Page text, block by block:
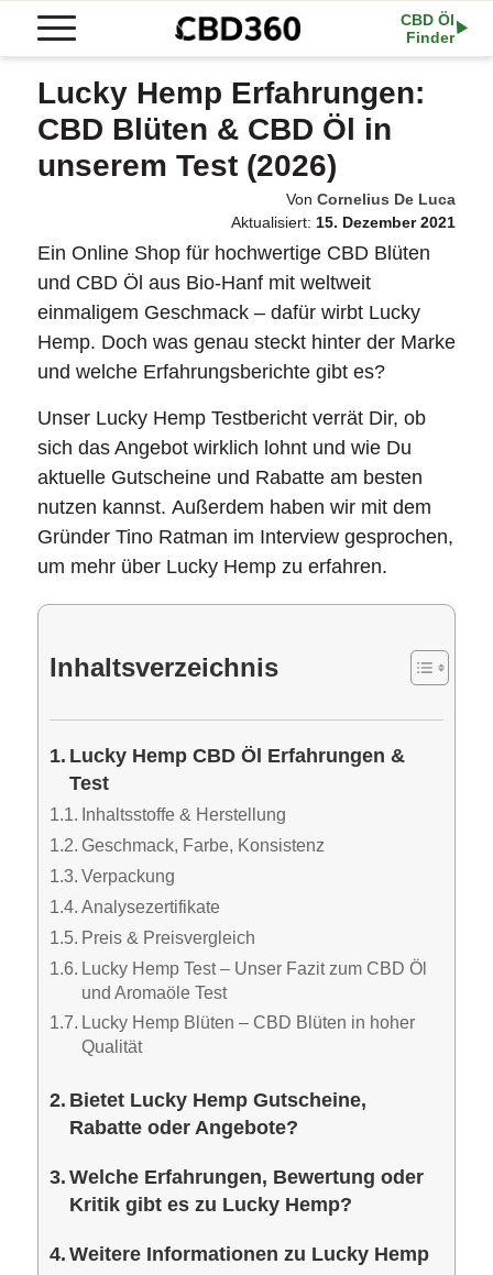
CBD Öl
Finder
Lucky Hemp Erfahrungen:
CBD Blüten & CBD Öl in
unserem Test (2026)
VonCornelius De Luca
Aktualisiert: 15. Dezember 2021
Ein Online Shop für hochwertige CBD Blüten
und CBD Öl aus Bio-Hanf mit weltweit
einmaligem Geschmack – dafür wirbt Lucky
Hemp. Doch was genau steckt hinter der Marke
und welche Erfahrungsberichte gibt es?
Unser Lucky Hemp Testbericht verrät Dir, ob
sich das Angebot wirklich lohnt und wie Du
aktuelle Gutscheine und Rabatte am besten
nutzen kannst. Außerdem haben wir mit dem
Gründer Tino Ratman im Interview gesprochen,
um mehr über Lucky Hemp zu erfahren.
Inhaltsverzeichnis
Lucky Hemp CBD Öl Erfahrungen &
Test
Inhaltsstoffe & Herstellung
Geschmack, Farbe, Konsistenz
Verpackung
Analysezertifikate
Preis & Preisvergleich
Lucky Hemp Test – Unser Fazit zum CBD Öl
und Aromaöle Test
Lucky Hemp Blüten – CBD Blüten in hoher
Qualität
Bietet Lucky Hemp Gutscheine,
Rabatte oder Angebote?
Welche Erfahrungen, Bewertung oder
Kritik gibt es zu Lucky Hemp?
Weitere Informationen zu Lucky Hemp